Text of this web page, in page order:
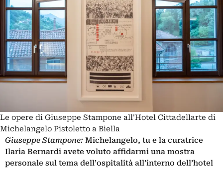
Le opere di Giuseppe Stampone all'Hotel Cittadellarte di
Michelangelo Pistoletto a Biella
Giuseppe Stampone: Michelangelo, tu e la curatrice
Ilaria Bernardi avete voluto affidarmi una mostra
personale sul tema dell’ospitalità all’interno dell’hotel